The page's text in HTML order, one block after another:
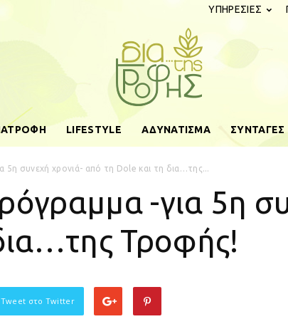
ΥΠΗΡΕΣΙΕΣ
LIFESTYLE ΑΔΥΝΑΤΙΣΜΑ ΣΥΝΤΑΓΕΣ
5η συνεχή χρονιά- από τη Dole και τη δια…της...
-για 5η
Τροφής!
Tweet στο Twitter